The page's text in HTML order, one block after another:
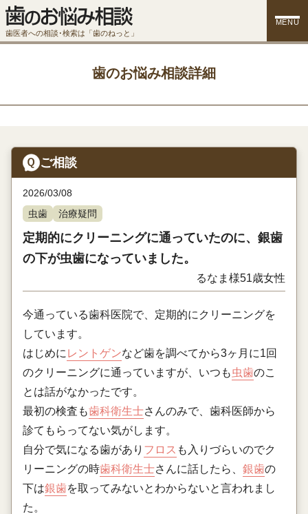
歯医者への相談･検索は「歯のねっと」
MENU
歯のお悩み相談詳細
ご相談
2026/03/08
虫歯
治療疑問
定期的にクリーニングに通っていたのに、銀歯
の下が虫歯になっていました。
るなま様51歳女性
今通っている歯科医院で、定期的にクリーニングを
しています。
はじめに レントゲンなど歯を調べてから3ヶ月に1回
のクリーニングに通っていますが、いつも虫歯のこ
とは話がなかったです。
最初の検査も歯科衛生士さんのみで、歯科医師から
診てもらってない気がします。
自分で気になる歯があり フロス も入りづらいのでク
リーニングの時歯科衛生士さんに話したら、 銀歯の
下は銀歯を取ってみないとわからないと言われまし
た。